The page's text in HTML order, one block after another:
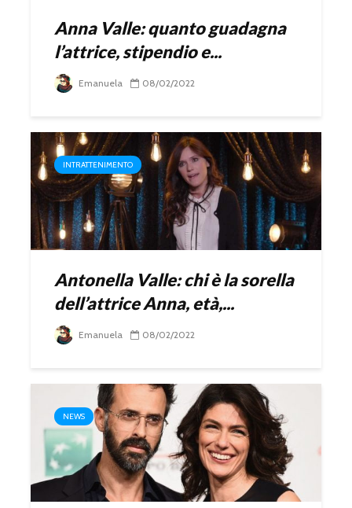
Anna Valle: quanto guadagna
l’attrice, stipendio e...
Emanuela 08/02/2022
INTRATTENIMENTO
Antonella Valle: chi è la sorella
dell’attrice Anna, età,...
Emanuela 08/02/2022
NEWS